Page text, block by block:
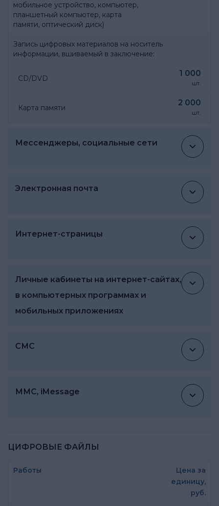
мобильное устройство, компьютер,
планшетный компьютер, карта
памяти, оптический диск)
Запись цифровых материалов на носитель
информации, вшиваемый в заключение:
CD/DVD
1 000
шт.
Карта памяти
2 000
шт.
Мессенджеры, социальные сети
Электронная почта
Интернет-страницы
Личные кабинеты на интернет-сайтах,
в компьютерных программах и
мобильных приложениях
СМС
ММС, iMessage
ЦИФРОВЫЕ ФАЙЛЫ
Работы
Цена за
единицу,
руб.